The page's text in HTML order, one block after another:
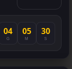
04
G
05
M
30
S